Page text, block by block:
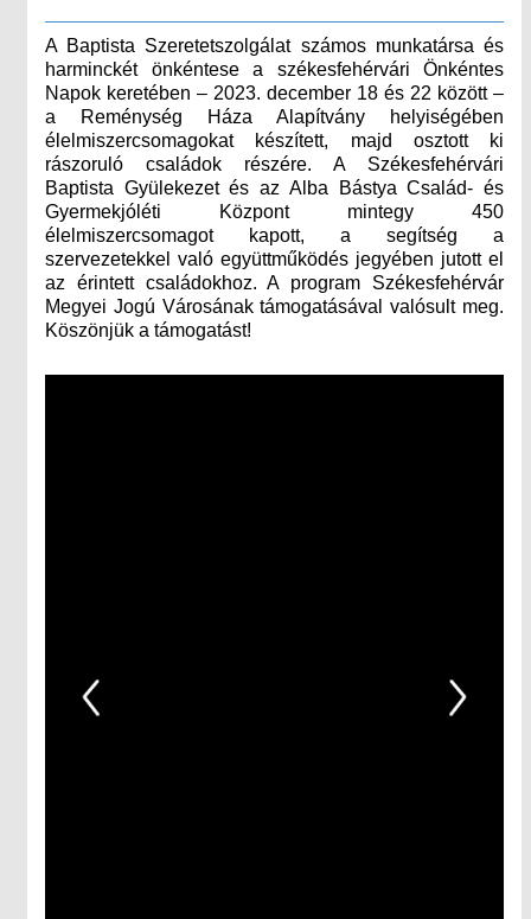
A Baptista Szeretetszolgálat számos munkatársa és
harminckét önkéntese a székesfehérvári Önkéntes
Napok keretében – 2023. december 18 és 22 között –
a Reménység Háza Alapítvány helyiségében
élelmiszercsomagokat készített, majd osztott ki
rászoruló családok részére. A Székesfehérvári
Baptista Gyülekezet és az Alba Bástya Család- és
Gyermekjóléti Központ mintegy 450
élelmiszercsomagot kapott, a segítség a
szervezetekkel való együttműködés jegyében jutott el
az érintett családokhoz. A program Székesfehérvár
Megyei Jogú Városának támogatásával valósult meg.
Köszönjük a támogatást!